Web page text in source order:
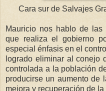
Cara sur de Salvajes
Mauricio nos hablo de las
que realiza el gobierno
especial énfasis en el
logrado eliminar al conejo
controlada a la población
producirse un aumento de
mejora y recuperación de